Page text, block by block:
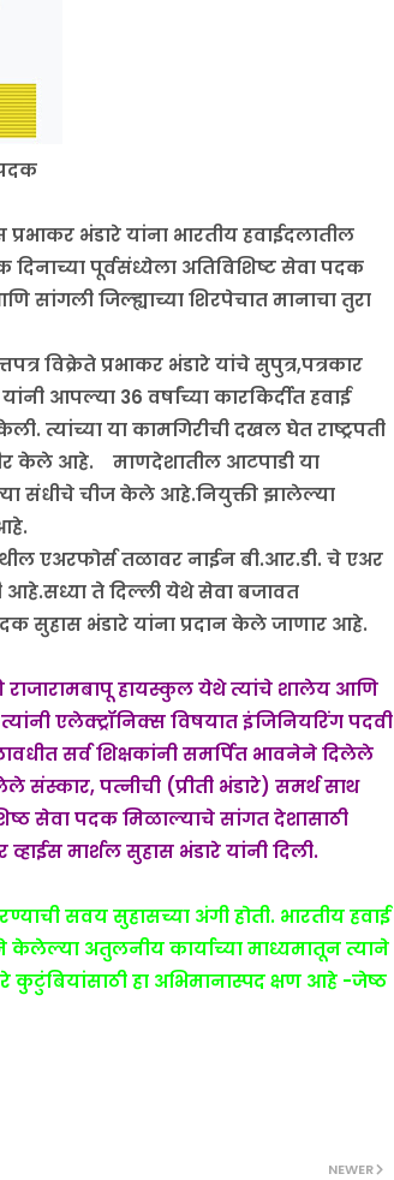
भंडारे यांना भारतीय हवाईदलातील
दिनाच्या पूर्वसंध्येला अतिविशिष्ट सेवा पदक
सांगली जिल्ह्याच्या शिरपेचात मानाचा तुरा
विक्रेते प्रभाकर भंडारे यांचे सुपुत्र,पत्रकार
आपल्या 36 वर्षांच्या कारकिर्दीत हवाई
त्यांच्या या कामगिरीची दखल घेत राष्ट्रपती
केले आहे. माणदेशातील आटपाडी या
संधीचे चीज केले आहे.नियुक्ती झालेल्या
एअरफोर्स तळावर नाईन बी.आर.डी. चे एअर
ते दिल्ली येथे सेवा बजावत
सुहास भंडारे यांना प्रदान केले जाणार आहे.
राजारामबापू हायस्कुल येथे त्यांचे शालेय आणि
एलेक्ट्रॉनिक्स विषयात इंजिनियरिंग पदवी
सर्व शिक्षकांनी समर्पित भावनेने दिलेले
पत्नीची (प्रीती भंडारे) समर्थ साथ
सेवा पदक मिळाल्याचे सांगत देशासाठी
मार्शल सुहास भंडारे यांनी दिली.
सवय सुहासच्या अंगी होती. भारतीय हवाई
केलेल्या अतुलनीय कार्याच्या माध्यमातून त्याने
कुटुंबियांसाठी हा अभिमानास्पद क्षण आहे -जेष्ठ
NEWER